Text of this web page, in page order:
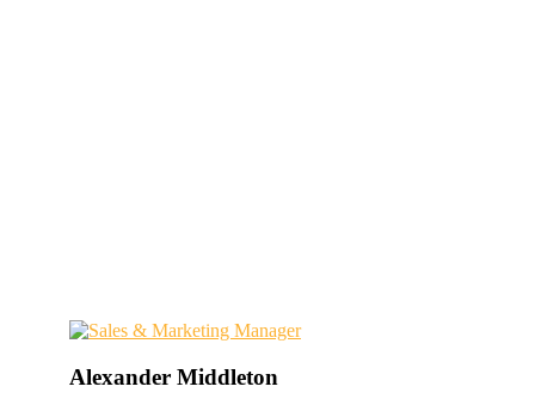
Alexander Middleton